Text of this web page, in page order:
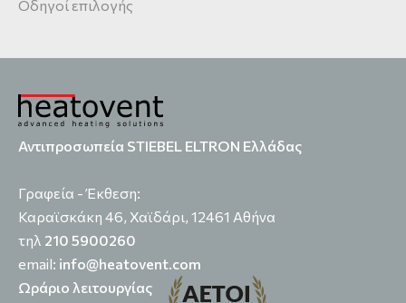
Οδηγοί επιλογής
Αντιπροσωπεία STIEBEL ELTRON Ελλάδας
Γραφεία - Έκθεση:
Καραϊσκάκη 46, Χαϊδάρι, 12461 Αθήνα
τηλ 210 5900260
email: info@heatovent.com
Ωράριο λειτουργίας